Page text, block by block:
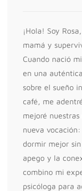
¡Hola! Soy
mamá y
Cuando nació
en una
sobre el sueño
café, me
mejoré
nueva
dormir mejor
apego y la
combino mi
psicóloga para